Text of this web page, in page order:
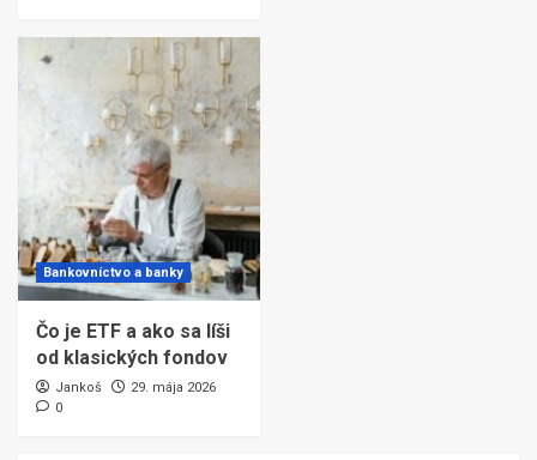
Bankovníctvo a banky
Čo je ETF a ako sa líši
od klasických fondov
Jankoš
29. mája 2026
0